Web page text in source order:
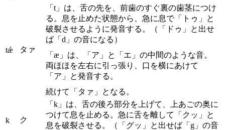
tǽ タァ
「t」は、舌の先を、前歯のすぐ裏の歯茎につけ
る。息を止めた状態から、急に息で「トゥ」と
破裂させるように発音する。（「ドゥ」と出せ
ば「d」の音になる）
「æ」は、「ア」と「エ」の中間のような音。
両ほほを左右に引っ張り、口を横にあけて
「ア」と発音する。
続けて「タァ」となる。
k ク
「k」は、舌の後ろ部分を上げて、上あごの奥に
つけて息を止める。急に舌を離して「クッ」と
息を破裂させる。（「グッ」と出せば「g」の音